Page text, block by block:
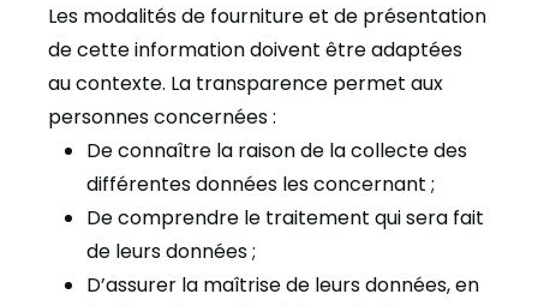
Les modalités de fourniture et de présentation
de cette information doivent être adaptées
au contexte. La transparence permet aux
personnes concernées :
De connaître la raison de la collecte des
différentes données les concernant ;
De comprendre le traitement qui sera fait
de leurs données ;
D’assurer la maîtrise de leurs données, en